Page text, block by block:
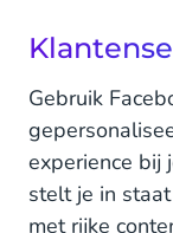
Gebruik
experience bij
stelt je in
met rijke